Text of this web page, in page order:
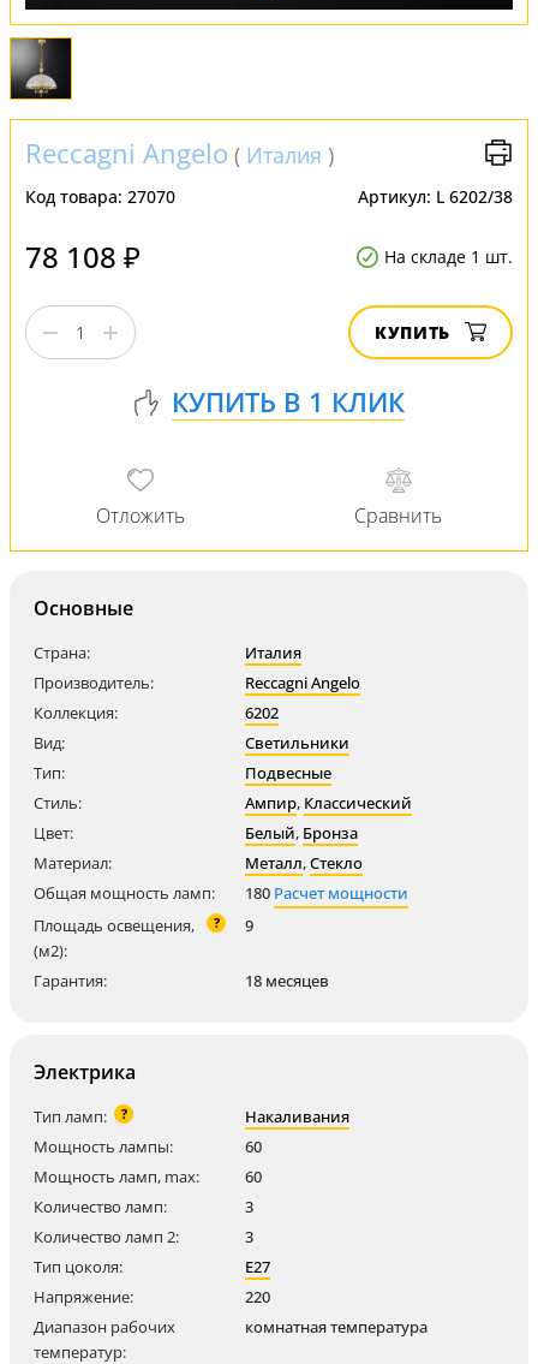
Reccagni Angelo ( Италия )
Код товара: 27070 Артикул: L 6202/38
78 108 ₽ На складе 1 шт.
КУПИТЬ
Основные
Страна:
Италия
Производитель:
Reccagni Angelo
Коллекция:
6202
Вид:
Светильники
Тип:
Подвесные
Стиль:
Ампир, Классический
Цвет:
Белый, Бронза
Материал:
Металл,Стекло
Общая мощность ламп:
180 Расчет мощности
Площадь освещения,
(м2):
? 9
Гарантия: 18 месяцев
Электрика
Тип ламп: ?
Накаливания
Мощность лампы:
60
Мощность ламп, max:
60
Количество ламп:
3
Количество ламп 2:
3
Тип цоколя:
E27
Напряжение:
220
Диапазон рабочих
температур:
комнатная температура